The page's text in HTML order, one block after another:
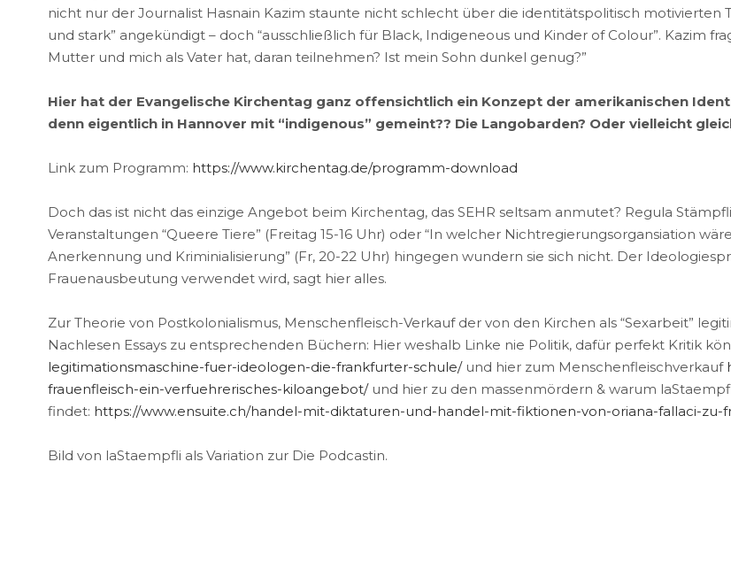
nicht nur der Journalist Hasnain Kazim staunte nicht schlecht über die identitätspolitisch motivierten
und stark” angekündigt – doch “ausschließlich für Black, Indigeneous und Kinder of Colour”. Kazim
Mutter und mich als Vater hat, daran teilnehmen? Ist mein Sohn dunkel genug?”
Hier hat der Evangelische Kirchentag ganz offensichtlich ein Konzept der amerikanischen
denn eigentlich in Hannover mit “indigenous” gemeint?? Die Langobarden? Oder vielleicht
Link zum Programm: https://www.kirchentag.de/programm-download
Doch das ist nicht das einzige Angebot beim Kirchentag, das SEHR seltsam anmutet? Regula
Veranstaltungen “Queere Tiere” (Freitag 15-16 Uhr) oder “In welcher Nichtregierungsorgansiation
Anerkennung und Kriminialisierung” (Fr, 20-22 Uhr) hingegen wundern sie sich nicht. Der
Frauenausbeutung verwendet wird, sagt hier alles.
Zur Theorie von Postkolonialismus, Menschenfleisch-Verkauf der von den Kirchen als “Sexarbeit”
Nachlesen Essays zu entsprechenden Büchern: Hier weshalb Linke nie Politik, dafür perfekt Kritik
legitimationsmaschine-fuer-ideologen-die-frankfurter-schule/und hier zum Menschenfleischverkauf
frauenfleisch-ein-verfuehrerisches-kiloangebot/und hier zu den massenmördern & warum
findet: https://www.ensuite.ch/handel-mit-diktaturen-und-handel-mit-fiktionen-von-oriana-fallaci-zu-
Bild von laStaempfli als Variation zur Die Podcastin.